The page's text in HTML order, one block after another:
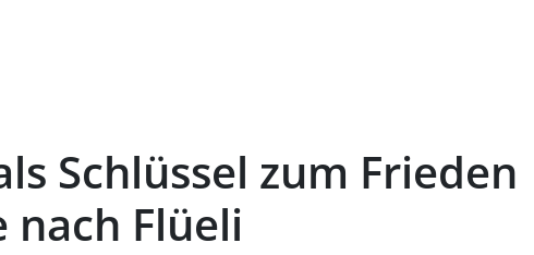
Schlüssel zum Frieden
nach Flüeli